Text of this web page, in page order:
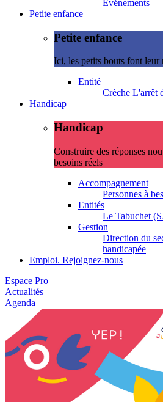
Evénements
Petite enfance
Petite enfance
Ici, les petits bouts font leur
Entité
Crèche L'arrêt
Handicap
Handicap
Construire des réponses
besoins réels
Accompagnement
Personnes à
Entités
Le Tabuchet
Gestion
Direction du
handicapée
Emploi. Rejoignez-nous
Espace Pro
Actualités
Agenda